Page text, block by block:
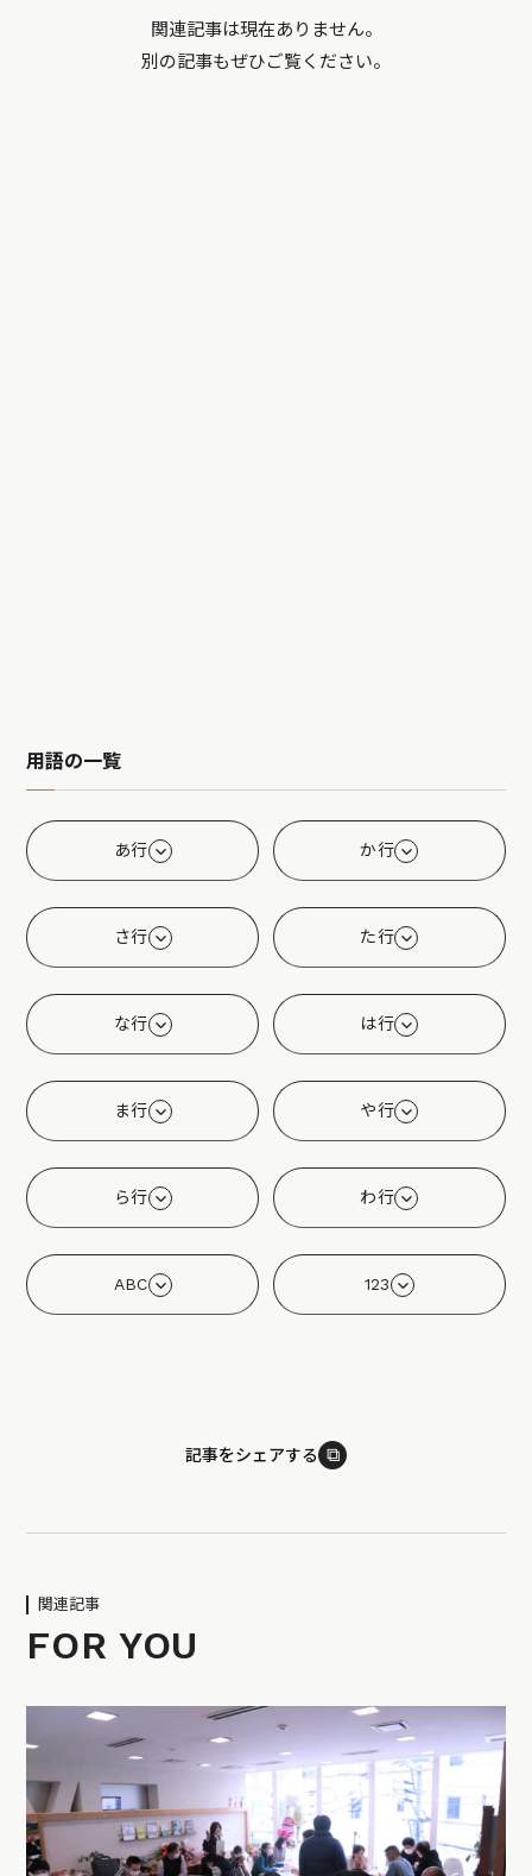
関連記事は現在ありません。
別の記事もぜひご覧ください。
用語の一覧
あ行 か行
さ行 た行
な行 は行
ま行 や行
ら行 わ行
ABC 123
記事をシェアする ⧉
関連記事
FOR YOU